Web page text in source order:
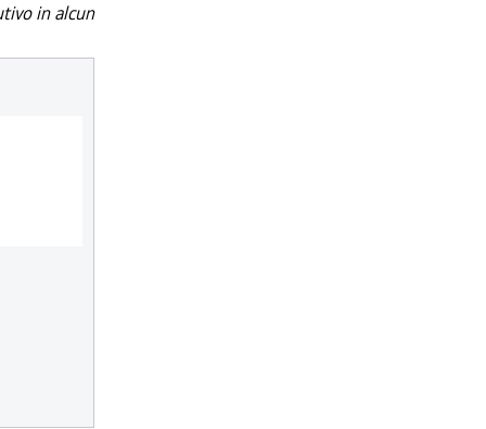
in alcun